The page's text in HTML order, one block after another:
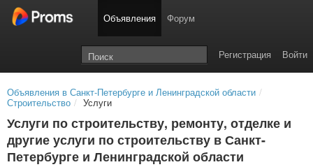
Объявления Форум
Войти
Регистрация
Объявления в Санкт-Петербурге и Ленинградской области /
Строительство / Услуги
Услуги по строительству, ремонту, отделке и
другие услуги по строительству в Санкт-
Петербурге и Ленинградской области